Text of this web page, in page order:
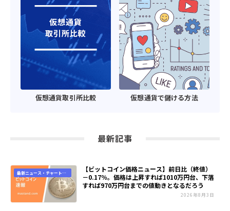
仮想通貨取引所比較 仮想通貨で儲ける方法
最新記事
最新ニュース・チャート速
報
【ビットコイン価格ニュース】前日比（終値）
－0.17％。価格は上昇すれば1010万円台、下落
すれば970万円台までの値動きとなるだろう
2026年8月3日